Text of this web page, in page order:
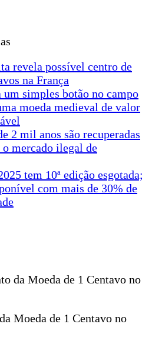
revela possível centro de
na França
um simples botão no campo
moeda medieval de valor
2 mil anos são recuperadas
mercado ilegal de
tem 10ª edição esgotada;
com mais de 30% de
da Moeda de 1 Centavo no